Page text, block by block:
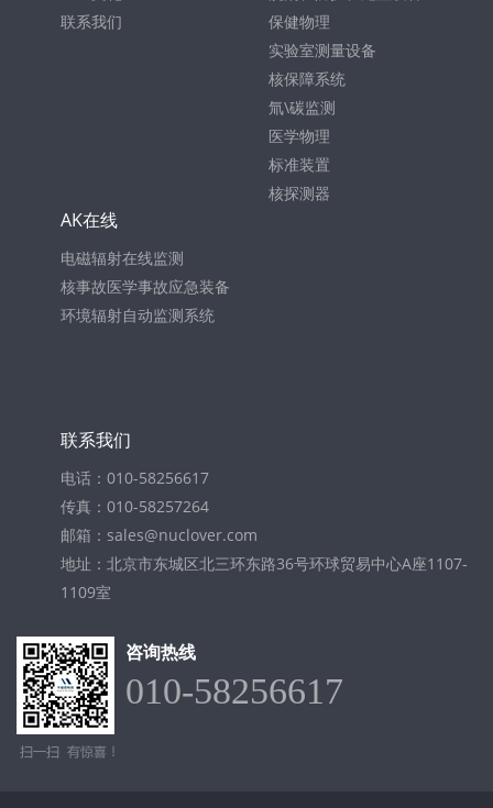
联系我们
保健物理
实验室测量设备
核保障系统
氚\碳监测
医学物理
标准装置
核探测器
AK在线
电磁辐射在线监测
核事故医学事故应急装备
环境辐射自动监测系统
联系我们
电话：010-58256617
传真：010-58257264
邮箱：sales@nuclover.com
地址：北京市东城区北三环东路36号环球贸易中心A座1107-
1109室
咨询热线
010-58256617